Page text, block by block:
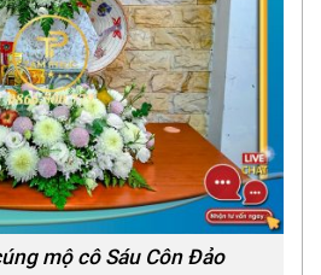
mộ cô Sáu Côn Đảo